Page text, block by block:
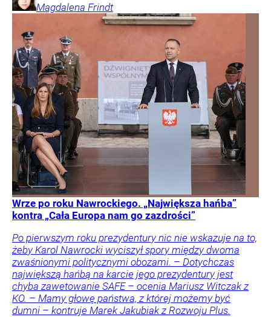
Magdalena Frindt
Wrze po roku Nawrockiego. „Największa hańba”
kontra „Cała Europa nam go zazdrości”
Po pierwszym roku prezydentury nic nie wskazuje na to,
żeby Karol Nawrocki wyciszył spory między dwoma
zwaśnionymi politycznymi obozami. – Dotychczas
największą hańbą na karcie jego prezydentury jest
chyba zawetowanie SAFE – ocenia Mariusz Witczak z
KO. – Mamy głowę państwa, z której możemy być
dumni – kontruje Marek Jakubiak z Rozwoju Plus.